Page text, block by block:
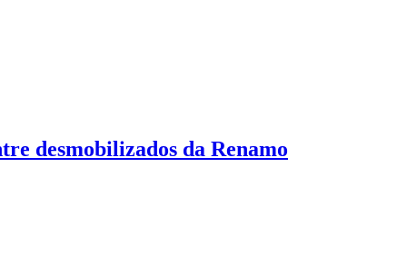
desmobilizados da Renamo